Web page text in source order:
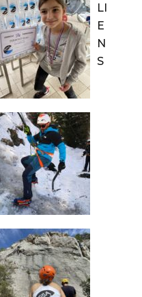
LI
E
N
S